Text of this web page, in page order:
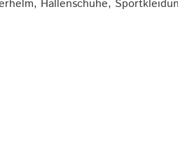
Hallenschuhe,